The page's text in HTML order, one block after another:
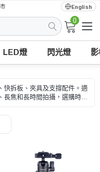
English
0
LED燈 閃光燈
快拆板、夾具及支撐配件。適
長焦和長時間拍攝，選購時可